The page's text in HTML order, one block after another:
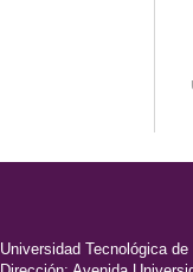
Universidad Tecnológica